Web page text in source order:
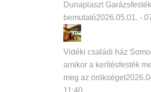
Dunaplaszt Garázsfesték
bemutató2026.05.01. -
Vidéki családi ház
amikor a kerítésfesték
meg az örökséget
11:40